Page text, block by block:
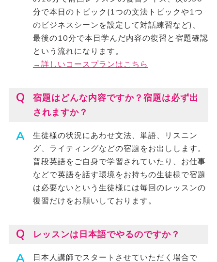
分で本日のトピック(1つの文法トピックや1つ
のビジネスシーンを設定して対話練習など)、
最後の10分で本日学んだ内容の復習と宿題確認
という流れになります。
→詳しいコースプランはこちら
宿題はどんな内容ですか？宿題は必ず出
されますか？
生徒様の状況にあわせ文法、単語、リスニン
グ、ライティングなどの宿題をお出しします。
普段英語をご自身で学習されていたり、お仕事
などで英語を話す環境をお持ちの生徒様で宿題
は必要ないという生徒様には毎回のレッスンの
復習だけをお願いしております。
レッスンは日本語でやるのですか？
日本人講師でスタートさせていただく場合で